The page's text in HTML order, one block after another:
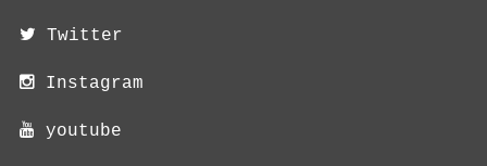
Twitter
Instagram
youtube